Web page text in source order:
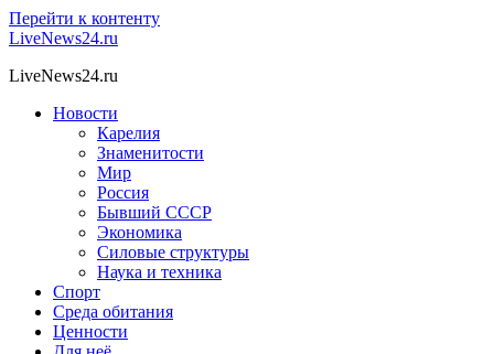
Перейти к контенту
LiveNews24.ru
LiveNews24.ru
Новости
Карелия
Знаменитости
Мир
Россия
Бывший СССР
Экономика
Силовые структуры
Наука и техника
Спорт
Среда обитания
Ценности